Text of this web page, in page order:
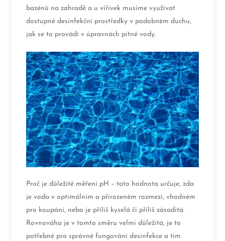
bazénů na zahradě a u vířivek musíme využívat
dostupné desinfekční prostředky v podobném duchu,
jak se to provádí v úpravnách pitné vody.
Proč je důležité měření pH – tato hodnota určuje, zda
je voda v optimálním a přirozeném rozmezí, vhodném
pro koupání, nebo je příliš kyselá či příliš zásaditá.
Rovnováha je v tomto směru velmi důležitá, je to
potřebné pro správné fungování desinfekce a tím